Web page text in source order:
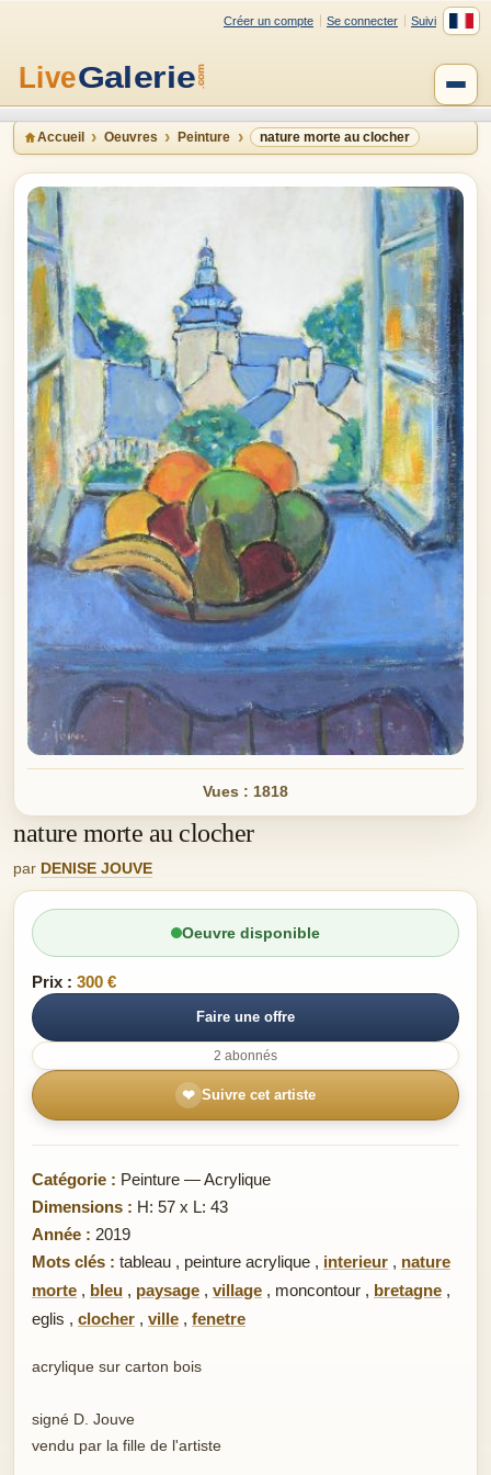
Créer un compte Se connecter Suivi
Accueil Oeuvres Peinture nature morte au clocher
Vues : 1818
nature morte au clocher
par DENISE JOUVE
Oeuvre disponible
Prix : 300 €
Faire une offre
2 abonnés
❤ Suivre cet artiste
Catégorie : Peinture — Acrylique
Dimensions : H: 57 x L: 43
Année : 2019
Mots clés : tableau , peinture acrylique , interieur , nature
morte , bleu , paysage , village , moncontour , bretagne ,
eglis , clocher , ville , fenetre
acrylique sur carton bois
signé D. Jouve
vendu par la fille de l'artiste